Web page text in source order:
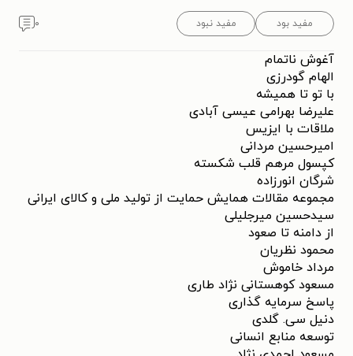
مفید بود مفید نبود ۰
آغوش ناتمام
الهام گودرزی
با تو تا همیشه
علیرضا بهرامی عیسی آبادی
ملاقات با ایزیس
امیرحسین مردانی
کپسول مرهم قلب شکسته
شرگان انورزاده
مجموعه مقالات همایش حمایت از تولید ملی و کالای ایرانی
سید‌حسین میرجلیلی
از دامنه تا صعود
محمود نظریان
مرداد خاموش
مسعود کوهستانی نژاد طاری
پاسخ سرمایه گذاری
دنیل سی. گلدی
توسعه منابع انسانی